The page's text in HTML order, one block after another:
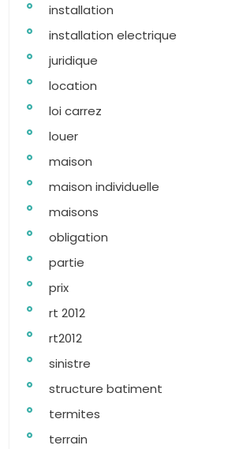
installation
installation electrique
juridique
location
loi carrez
louer
maison
maison individuelle
maisons
obligation
partie
prix
rt 2012
rt2012
sinistre
structure batiment
termites
terrain